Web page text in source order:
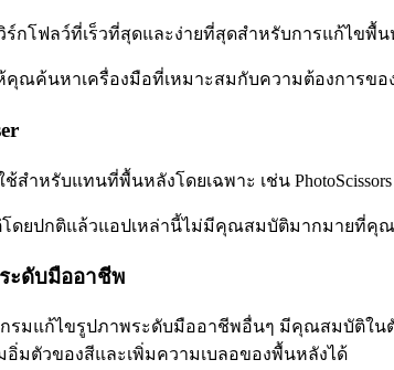
วิร์กโฟลว์ที่เร็วที่สุดและง่ายที่สุดสำหรับการแก้ไข
คุณค้นหาเครื่องมือที่เหมาะสมกับความต้องการข
สำหรับแทนที่พื้นหลังโดยเฉพาะ เช่น
ดยปกติแล้วแอปเหล่านี้ไม่มีคุณสมบัติมากมายที่คุ
ะดับมืออาชีพ
แกรมแก้ไขรูปภาพระดับมืออาชีพอื่นๆ มีคุณสมบัติ
มตัวของสีและเพิ่มความเบลอของพื้นหลังได้